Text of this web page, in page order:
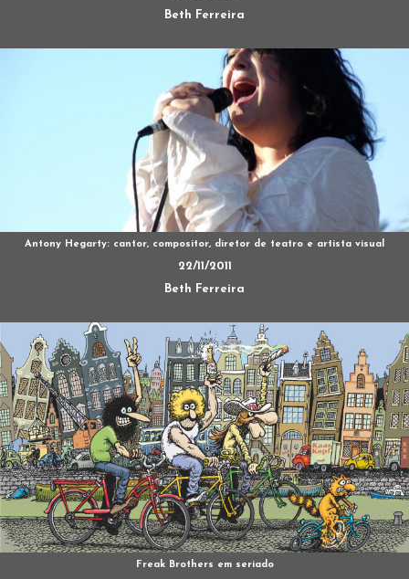
Beth Ferreira
Antony Hegarty: cantor, compositor, diretor de teatro e artista visual
22/11/2011
Beth Ferreira
Freak Brothers em seriado